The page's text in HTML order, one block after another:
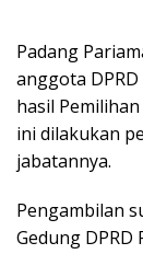
Padang
anggota
hasil
ini dilakukan
jabatannya.
Pengambilan
Gedung DPRD